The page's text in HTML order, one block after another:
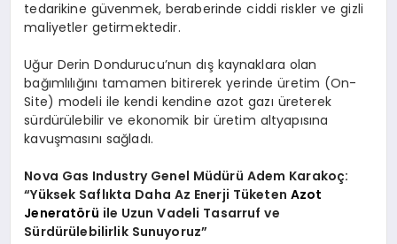
tedarikine güvenmek, beraberinde ciddi riskler ve gizli
maliyetler getirmektedir.
Uğur Derin Dondurucu’nun dış kaynaklara olan
bağımlılığını tamamen bitirerek yerinde üretim (On-
Site) modeli ile kendi kendine azot gazı üreterek
sürdürülebilir ve ekonomik bir üretim altyapısına
kavuşmasını sağladı.
Nova Gas Industry Genel Müdürü Adem Karakoç:
“Yüksek Saflıkta Daha Az Enerji Tüketen Azot
Jeneratörü ile Uzun Vadeli Tasarruf ve
Sürdürülebilirlik Sunuyoruz”